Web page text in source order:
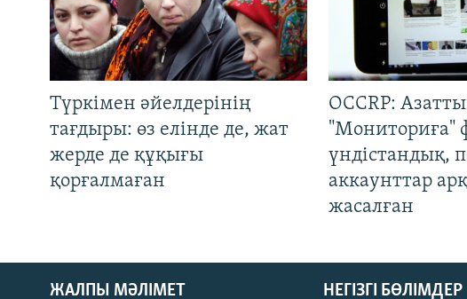
Түркімен әйелдерінің
тағдыры: өз елінде де, жат
жерде де құқығы
қорғалмаған
OCCRP:
"Мониториға"
үндістандық,
аккаунттар
жасалған
ЖАЛПЫ МӘЛІМЕТ НЕГІЗГІ БӨЛІМДЕР